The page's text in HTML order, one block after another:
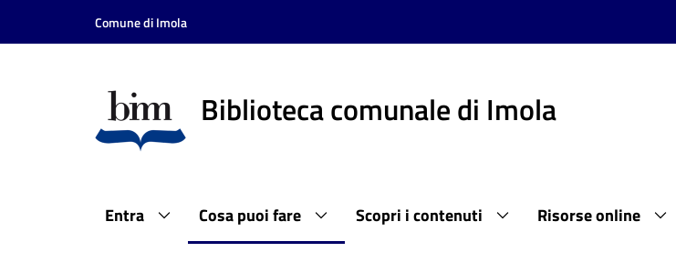
Comune di Imola
Biblioteca comunale di Imola
Entra Cosa puoi fare Scopri i contenuti Risorse online